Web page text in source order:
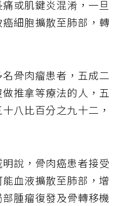
或肌鍵炎混淆，一旦
細胞擴散至肺部，轉
骨肉瘤患者，五成二
推拿等療法的人，五
八比百分之九十二，
說，骨肉癌患者接受
血液擴散至肺部，增
腫瘤復發及骨轉移機